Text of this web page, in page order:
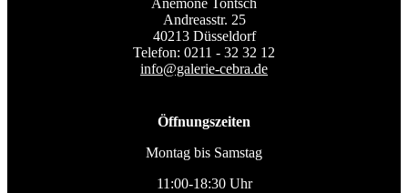
Anemone Tontsch
Andreasstr. 25
40213 Düsseldorf
Telefon: 0211 - 32 32 12
info@galerie-cebra.de
Öffnungszeiten
Montag bis Samstag
11:00-18:30 Uhr